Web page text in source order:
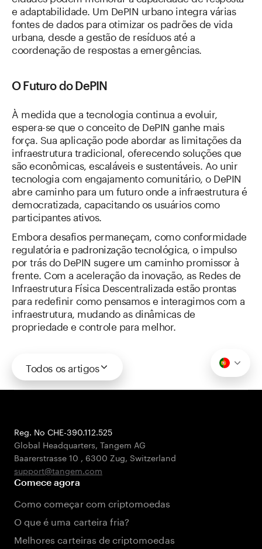
e adaptabilidade. Um DePIN urbano integra várias
fontes de dados para otimizar os padrões de vida
urbana, desde a gestão de resíduos até a
coordenação de respostas a emergências.
O Futuro do DePIN
À medida que a tecnologia continua a evoluir,
espera-se que o conceito de DePIN ganhe mais
força. Sua aplicação pode abordar as limitações da
infraestrutura tradicional, oferecendo soluções que
são econômicas, escaláveis e sustentáveis. Ao unir
tecnologia com engajamento comunitário, o DePIN
abre caminho para um futuro onde a infraestrutura é
democratizada, capacitando os usuários como
participantes ativos.
Embora desafios permaneçam, como conformidade
regulatória e padronização tecnológica, o impulso
por trás do DePIN sugere um caminho promissor à
frente. Com a aceleração da inovação, as Redes de
Infraestrutura Física Descentralizada estão prontas
para redefinir como pensamos e interagimos com a
infraestrutura, mudando as dinâmicas de
propriedade e controle para melhor.
Todos os artigos
Reg. No CHE-390.112.525
Global Headquarters, Tangem AG
Baarerstrasse 10 , 6300 Zug, Switzerland
support@tangem.com
Comece agora
Como começar com criptomoedas
O que é uma carteira fria?
Melhores carteiras de criptomoedas